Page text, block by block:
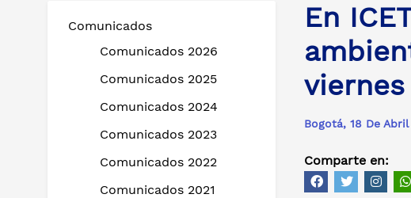
Comunicados
Comunicados 2026
Comunicados 2025
Comunicados 2024
Comunicados 2023
Comunicados 2022
Comunicados 2021
En
Bogotá, 18 De
Comparte en: